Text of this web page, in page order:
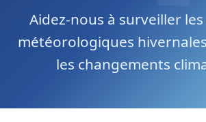
Aidez-nous à surveiller
météorologiques
les changements